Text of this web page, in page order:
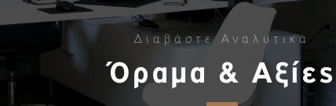
Διαβάστε Αναλυτικά
Όραμα & Αξίες